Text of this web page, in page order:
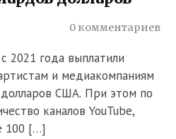
0 комментариев
2021 года выплатили
и медиакомпаниям
США. При этом по
каналов YouTube,
100 […]